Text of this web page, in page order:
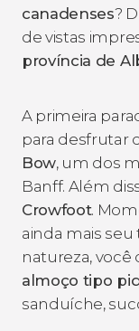
canadenses?
de vistas
província de
A primeira
para desfrutar
Bow, um dos
Banff. Além
Crowfoot.
ainda mais
natureza, você
almoço tipo
sanduíche,